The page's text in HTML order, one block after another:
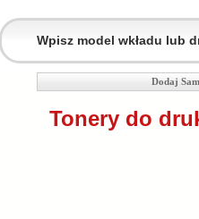
Dodaj
Tonery do